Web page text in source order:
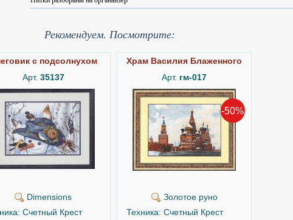
Рекомендуем. Посмотрите:
с подсолнухом
Арт. 35137
Dimensions
Счетный Крест
Храм Василия Блаженного
Арт. гм-017
-50%
Золотое руно
Техника: Счетный Крест